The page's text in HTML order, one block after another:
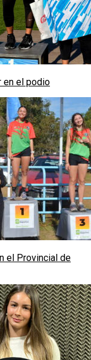
en el podio
el Provincial de